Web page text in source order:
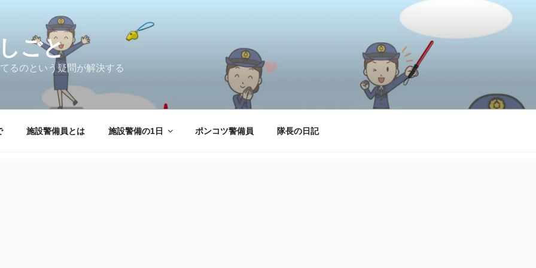
ごと
るのという疑問が解決する
施設警備員とは 施設警備の1日 ポンコツ警備員 隊長の日記